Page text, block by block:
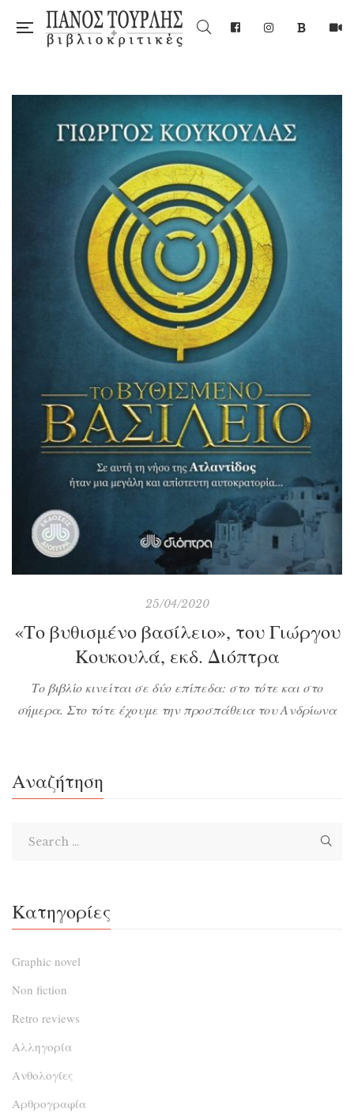
25/04/2020
«Το βυθισμένο βασίλειο», του Γιώργου
Κουκουλά, εκδ. Διόπτρα
Το βιβλίο κινείται σε δύο επίπεδα: στο τότε και στο
σήμερα. Στο τότε έχουμε την προσπάθεια του Ανδρίωνα
σήμερα έχουμε την ανακάλυψη μιας αρχαιολογικής
επιγραφής που τεκμηριώνει την άποψη ότι η χαμένη
Αναζήτηση
Κατηγορίες
Graphic novel
Non fiction
Retro reviews
Αλληγορία
Ανθολογίες
Αρθρογραφία